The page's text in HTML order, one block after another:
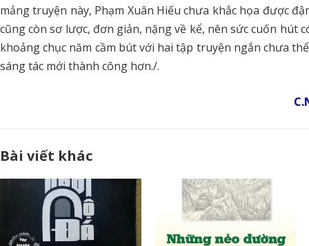
mảng truyện này, Phạm Xuân Hiếu chưa khắc họa được
cũng còn sơ lược, đơn giản, nặng về kể, nên sức cuốn hút
khoảng chục năm cầm bút với hai tập truyện ngắn chưa
sáng tác mới thành công hơn./.
Bài viết khác